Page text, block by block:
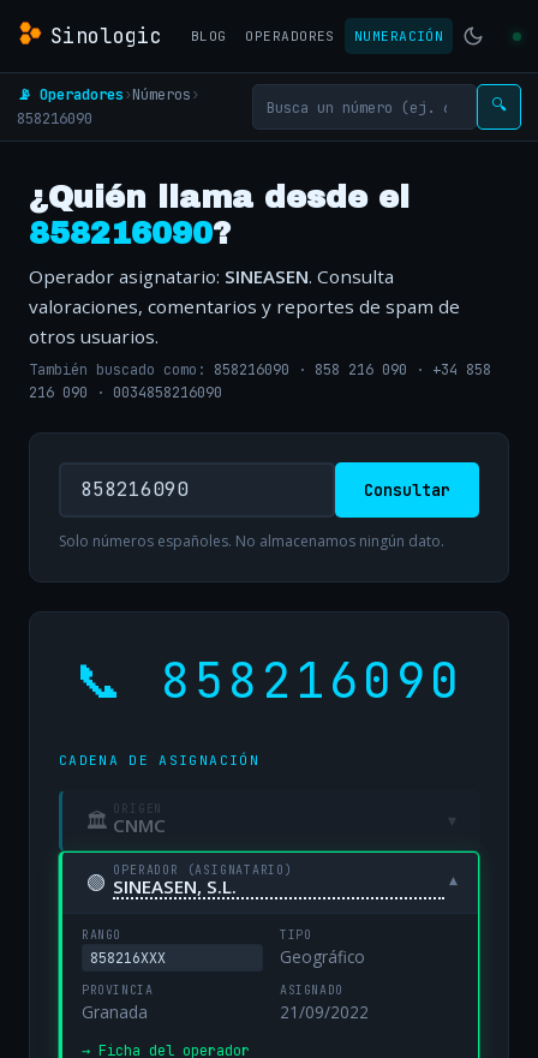
Sinologic BLOG OPERADORES NUMERACIÓN
📡 Operadores›Números›
858216090
🔍
¿Quién llama desde el
858216090?
Operador asignatario: SINEASEN. Consulta
valoraciones, comentarios y reportes de spam de
otros usuarios.
También buscado como: 858216090 · 858 216 090 · +34 858
216 090 · 0034858216090
Consultar
Solo números españoles. No almacenamos ningún dato.
📞 858216090
CADENA DE ASIGNACIÓN
🏛 ORIGEN
CNMC ▾
🟢 OPERADOR (ASIGNATARIO)
SINEASEN, S.L. ▾
RANGO
858216XXX
TIPO
Geográfico
PROVINCIA
Granada
ASIGNADO
21/09/2022
→ Ficha del operador